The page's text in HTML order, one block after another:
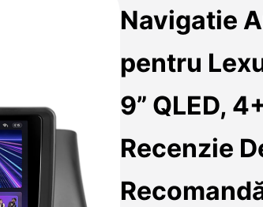
Navigatie
pentru
9” QLED,
Recenzie